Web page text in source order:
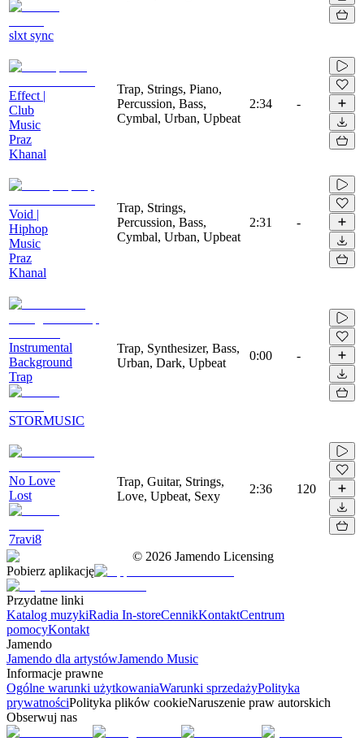
slxt sync
Effect |
Club
Music
Praz
Khanal
Trap, Strings, Piano,
Percussion, Bass,
Cymbal, Urban, Upbeat
2:34 -
Void |
Hiphop
Music
Praz
Khanal
Trap, Strings,
Percussion, Bass,
Cymbal, Urban, Upbeat
2:31 -
Instrumental
Background
Trap
STORMUSIC
Trap, Synthesizer, Bass,
Urban, Dark, Upbeat
0:00 -
No Love
Lost
7ravi8
Trap, Guitar, Strings,
Love, Upbeat, Sexy
2:36 120
© 2026 Jamendo Licensing
Pobierz aplikację
Przydatne linki
Katalog muzykiRadia In-storeCennikKontaktCentrum
pomocyKontakt
Jamendo
Jamendo dla artystówJamendo Music
Informacje prawne
Ogólne warunki użytkowaniaWarunki sprzedażyPolityka
prywatnościPolityka plików cookieNaruszenie praw autorskich
Obserwuj nas